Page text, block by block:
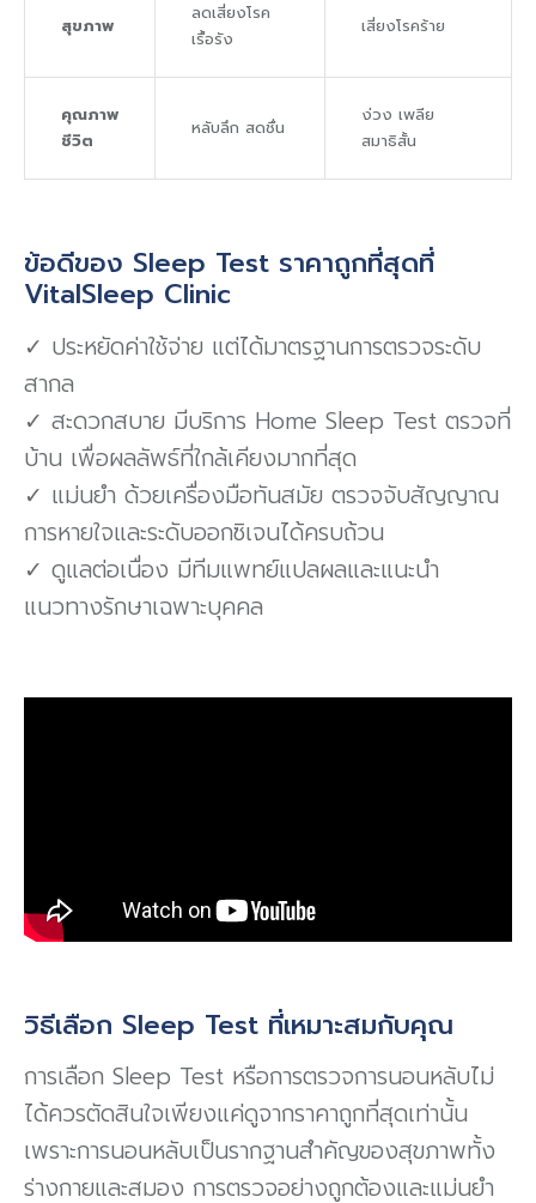
สุขภาพ
ลดเสี่ยงโรค
เรื้อรัง
เสี่ยงโรคร้าย
คุณภาพ
ชีวิต
หลับลึก สดชื่น
ง่วง เพลีย
สมาธิสั้น
ข้อดีของ Sleep Test ราคาถูกที่สุดที่
VitalSleep Clinic
✓ ประหยัดค่าใช้จ่าย แต่ได้มาตรฐานการตรวจระดับ
สากล
✓ สะดวกสบาย มีบริการ Home Sleep Test ตรวจที่
บ้าน เพื่อผลลัพธ์ที่ใกล้เคียงมากที่สุด
✓ แม่นยำ ด้วยเครื่องมือทันสมัย ตรวจจับสัญญาณ
การหายใจและระดับออกซิเจนได้ครบถ้วน
✓ ดูแลต่อเนื่อง มีทีมแพทย์แปลผลและแนะนำ
แนวทางรักษาเฉพาะบุคคล
วิธีเลือก Sleep Test ที่เหมาะสมกับคุณ
การเลือก Sleep Test หรือการตรวจการนอนหลับไม่
ได้ควรตัดสินใจเพียงแค่ดูจากราคาถูกที่สุดเท่านั้น
เพราะการนอนหลับเป็นรากฐานสำคัญของสุขภาพทั้ง
ร่างกายและสมอง การตรวจอย่างถูกต้องและแม่นยำ